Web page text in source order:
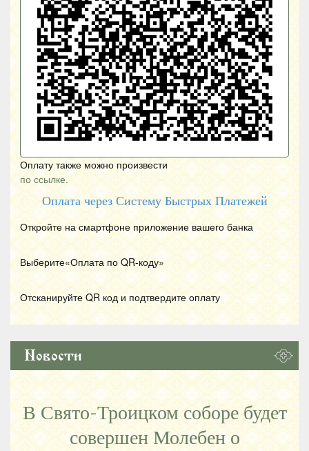
Оплату также можно произвести
по ссылке.
Оплата через Систему Быстрых Платежей
Откройте на смартфоне приложение вашего банка
Выберите«Оплата по QR-коду»
Отсканируйте QR код и подтвердите оплату
Новости
В Свято-Троицком соборе будет
совершен Молебен о